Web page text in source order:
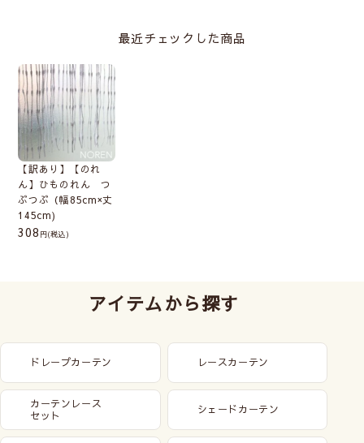
最近チェックした商品
【訳あり】【のれ
ん】ひものれん つ
ぶつぶ（幅85cm×丈
145cm)
308 (税込)
アイテムから探す
ドレープカーテン レースカーテン
カーテンレース
セット
シェードカーテン